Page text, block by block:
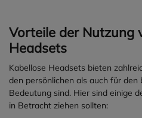
Anrufe während des Sports
oder unterwegs.
Die SHOKZ OpenRun Pro 2
bieten Ihnen nicht nur einen
erstklassigen Klang, sondern
auch die Flexibilität, die Sie
benötigen, um aktiv zu bleiben.
Das Design ist robust und für
den täglichen Einsatz
optimiert.
Konnektivität
Verbindet sich über den
mitgelieferten USB-Dongle
(USB-A & USB-C) oder direkt
Vorteile der Nutzung
Headsets
Kabellose Headsets bieten
den persönlichen als auch für den
Bedeutung sind. Hier sind einige
in Betracht ziehen sollten: